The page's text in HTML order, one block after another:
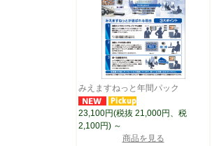
みえますねっと年間パック
23,100円(税抜 21,000円、税
2,100円) ～
商品を見る